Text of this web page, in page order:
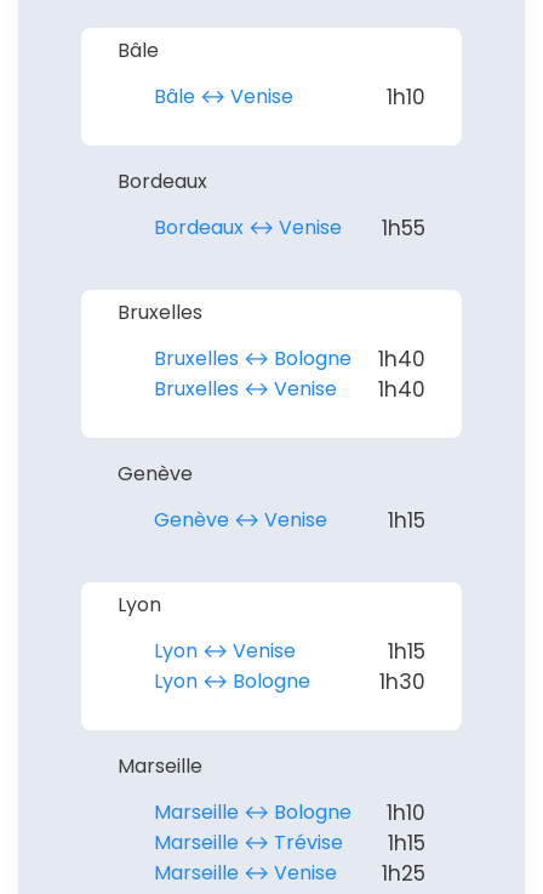
Bâle
Bâle ↔︎ Venise
1h10
Bordeaux
Bordeaux ↔︎ Venise
1h55
Bruxelles
Bruxelles ↔︎ Bologne
1h40
Bruxelles ↔︎ Venise 1h40
Genève
Genève ↔︎ Venise
1h15
Lyon
Lyon ↔︎ Venise
1h15
Lyon ↔︎ Bologne 1h30
Marseille
Marseille ↔︎ Bologne
1h10
Marseille ↔︎ Trévise 1h15
Marseille ↔︎ Venise 1h25
ou connectez-vous par mail